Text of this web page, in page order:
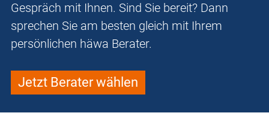
Gespräch mit Ihnen. Sind Sie bereit? Dann
sprechen Sie am besten gleich mit Ihrem
persönlichen häwa Berater.
Jetzt Berater wählen